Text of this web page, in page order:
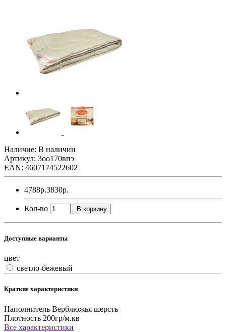
Наличие: В наличии
Артикул: 3оо170впэ
EAN: 4607174522602
4788р.3830р.
Кол-во В корзину
Доступные варианты
цвет
светло-бежевый
Краткие характеристики
Наполнитель Верблюжья шерсть
Плотность 200гр/м.кв
Все характеристики